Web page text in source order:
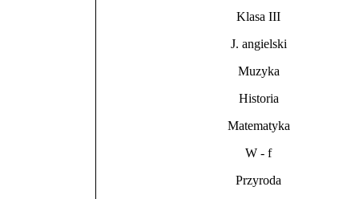
Klasa III
J. angielski
Muzyka
Historia
Matematyka
W - f
Przyroda